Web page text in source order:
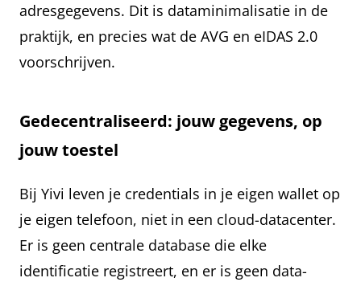
adresgegevens. Dit is dataminimalisatie in de
praktijk, en precies wat de AVG en eIDAS 2.0
voorschrijven.
Gedecentraliseerd: jouw gegevens, op
jouw toestel
Bij Yivi leven je credentials in je eigen wallet op
je eigen telefoon, niet in een cloud-datacenter.
Er is geen centrale database die elke
identificatie registreert, en er is geen data-